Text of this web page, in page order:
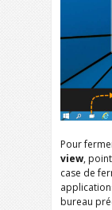
Pour
view,
case de
bureau